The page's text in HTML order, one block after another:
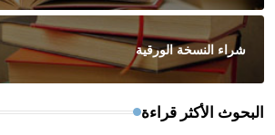
شراء النسخة الورقية
البحوث الأكثر قراءة